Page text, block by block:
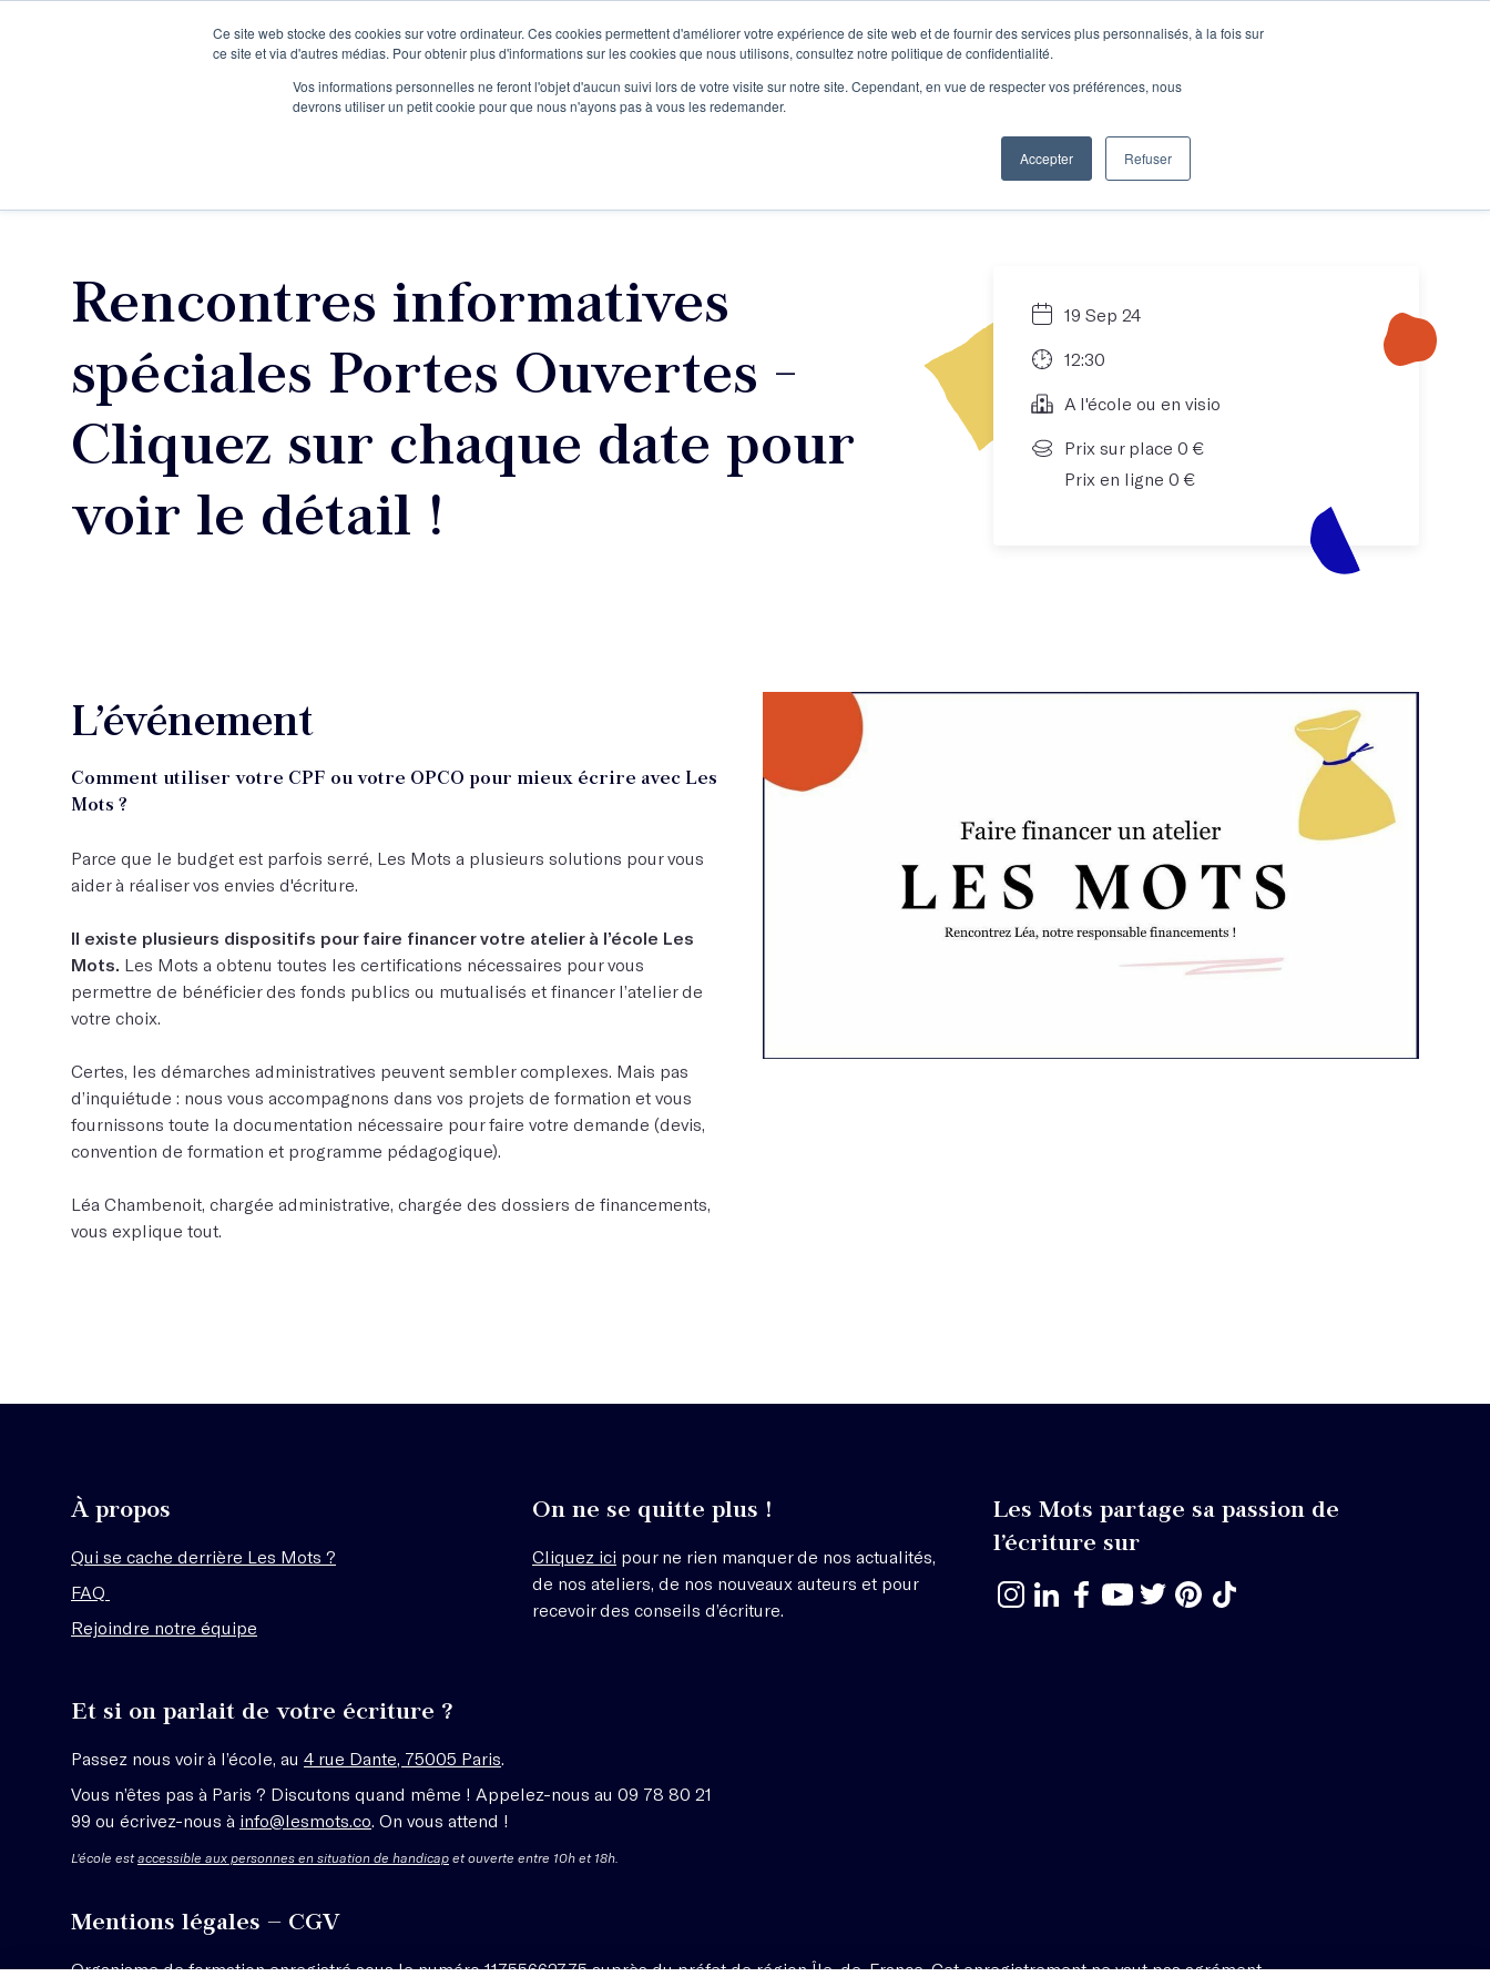
Ce site web stocke des cookies sur votre ordinateur. Ces cookies permettent d'améliorer votre expérience de site web et de fournir des services plus personnalisés, à la fois sur
ce site et via d'autres médias. Pour obtenir plus d'informations sur les cookies que nous utilisons, consultez notre politique de confidentialité.
Vos informations personnelles ne feront l'objet d'aucun suivi lors de votre visite sur notre site. Cependant, en vue de respecter vos préférences, nous
devrons utiliser un petit cookie pour que nous n'ayons pas à vous les redemander.
Accepter Refuser
Je participe à une session d’information Le podcast L'infolettre Se connecter Je découvre les ateliers
Entreprises
19 Sep 24
12:30
A l'école ou en visio
Prix sur place 0 €
Prix en ligne 0 €
Rencontres informatives
spéciales Portes Ouvertes -
Cliquez sur chaque date pour
voir le détail !
L’événement
Comment utiliser votre CPF ou votre OPCO pour mieux écrire avec Les
Mots ?
Parce que le budget est parfois serré, Les Mots a plusieurs solutions pour vous
aider à réaliser vos envies d'écriture.
Il existe plusieurs dispositifs pour faire financer votre atelier à l’école Les
Mots. Les Mots a obtenu toutes les certifications nécessaires pour vous
permettre de bénéficier des fonds publics ou mutualisés et financer l’atelier de
votre choix.
Certes, les démarches administratives peuvent sembler complexes. Mais pas
d’inquiétude : nous vous accompagnons dans vos projets de formation et vous
fournissons toute la documentation nécessaire pour faire votre demande (devis,
convention de formation et programme pédagogique).
Léa Chambenoit, chargée administrative, chargée des dossiers de financements,
vous explique tout.
À propos
Qui se cache derrière Les Mots ?
FAQ
Rejoindre notre équipe
On ne se quitte plus !
Cliquez ici pour ne rien manquer de nos actualités,
de nos ateliers, de nos nouveaux auteurs et pour
recevoir des conseils d’écriture.
Les Mots partage sa passion de
l’écriture sur
Et si on parlait de votre écriture ?
Passez nous voir à l’école, au 4 rue Dante, 75005 Paris.
Vous n’êtes pas à Paris ? Discutons quand même ! Appelez-nous au 09 78 80 21
99 ou écrivez-nous à info@lesmots.co. On vous attend !
L'école estaccessible aux personnes en situation de handicap et ouverte entre 10h et 18h.
Mentions légales – CGV
Organisme de formation enregistré sous le numéro 11755662775 auprès du préfet de région Île-de-France. Cet enregistrement ne vaut pas agrément.